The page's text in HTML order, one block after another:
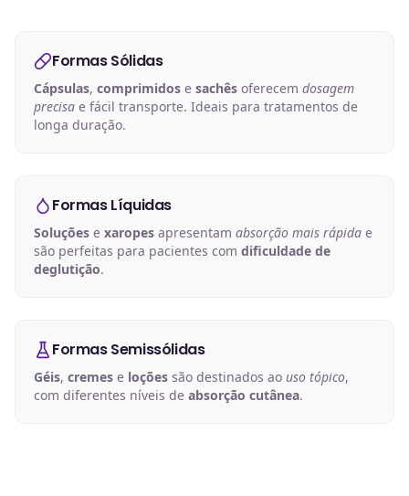
Formas Sólidas
Cápsulas, comprimidos e sachês oferecem dosagem
precisa e fácil transporte. Ideais para tratamentos de
longa duração.
Formas Líquidas
Soluções e xaropes apresentam absorção mais rápida e
são perfeitas para pacientes com dificuldade de
deglutição.
Formas Semissólidas
Géis, cremes e loções são destinados ao uso tópico,
com diferentes níveis de absorção cutânea.